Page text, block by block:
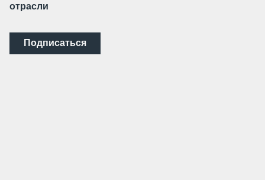
отрасли
Подписаться